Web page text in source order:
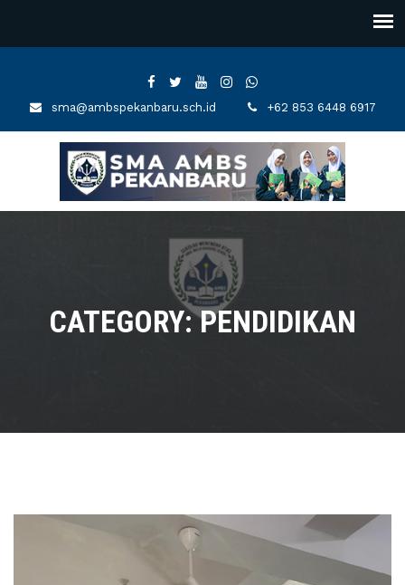
sma@ambspekanbaru.sch.id +62 853 6448 6917
CATEGORY: PENDIDIKAN